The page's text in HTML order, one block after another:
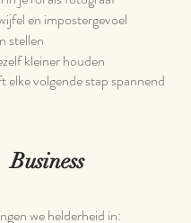
en impostergevoel
stellen
kleiner houden
elke volgende stap spannend
Business
we helderheid in: